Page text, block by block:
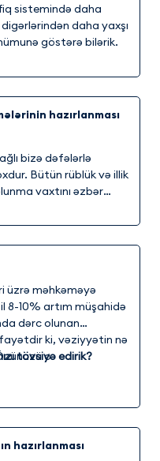
sistemində daha
daha yaxşı
göstərə bilərik.
hazırlanması
bizə dəfələrlə
Bütün rüblük və illik
vaxtını əzbər
üzrə məhkəməyə
8-10% artım müşahidə
dərc olunan
ki, vəziyyətin nə
o
yollarla həll
hər qanundan
alqı-satqısı,
kupça və
tövsiyə edirik?
hazırlanması